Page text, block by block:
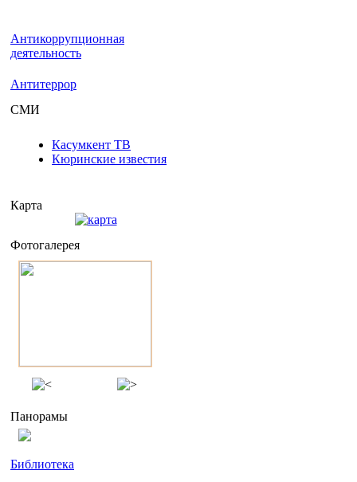
Антикоррупционная
деятельность
Антитеррор
СМИ
Касумкент ТВ
Кюринские известия
Карта
Фотогалерея
Панорамы
Библиотека